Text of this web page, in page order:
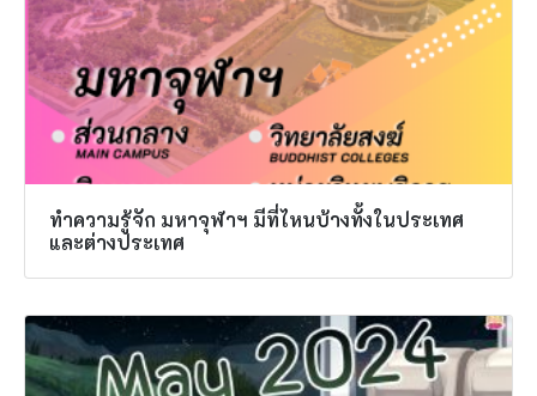
ทำความรู้จัก มหาจุฬาฯ มีที่ไหนบ้างทั้งในประเทศ
และต่างประเทศ